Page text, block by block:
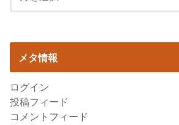
メタ情報
ログイン
投稿フィード
コメントフィード